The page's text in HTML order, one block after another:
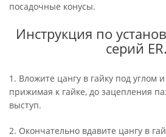
посадочные конусы.
Инструкция по
серий ER.
1. Вложите цангу в гайку под углом
прижимая к гайке, до зацепления
выступ.
2. Окончательно вдавите цангу в